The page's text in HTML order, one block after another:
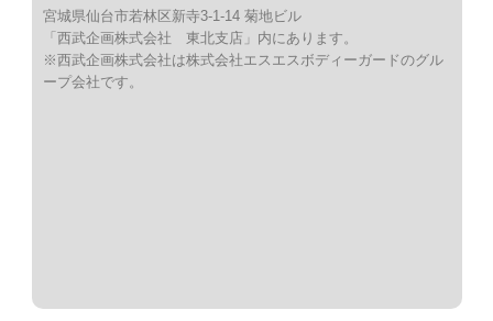
宮城県仙台市若林区新寺3-1-14 菊地ビル
「西武企画株式会社 東北支店」内にあります。
※西武企画株式会社は株式会社エスエスボディーガードのグル
ープ会社です。